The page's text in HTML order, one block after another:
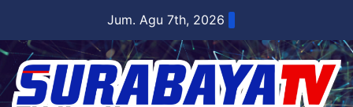
content
Jum. Agu 7th, 2026